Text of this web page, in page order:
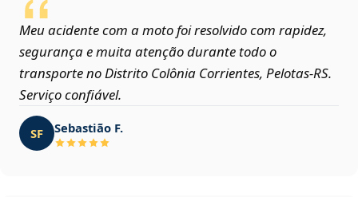
Meu acidente com a moto foi resolvido com rapidez,
segurança e muita atenção durante todo o
transporte no Distrito Colônia Corrientes, Pelotas‑RS.
Serviço confiável.
SF Sebastião F.